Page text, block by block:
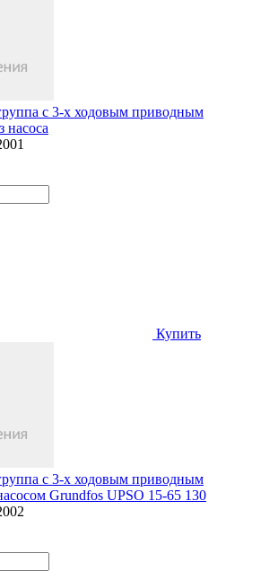
с 3-х ходовым приводным
насоса
Купить
с 3-х ходовым приводным
Grundfos UPSO 15-65 130